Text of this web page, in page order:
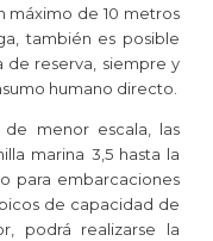
máximo de 10 metros
también es posible
de reserva, siempre y
humano directo.
menor escala, las
marina 3,5 hasta la
para embarcaciones
de capacidad de
podrá realizarse la